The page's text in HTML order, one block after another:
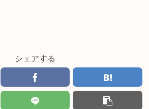
シェアする